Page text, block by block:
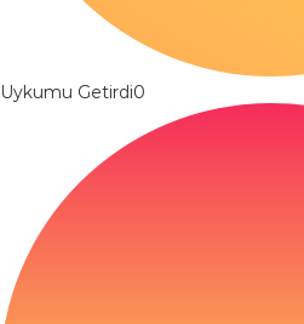
Uykumu Getirdi0